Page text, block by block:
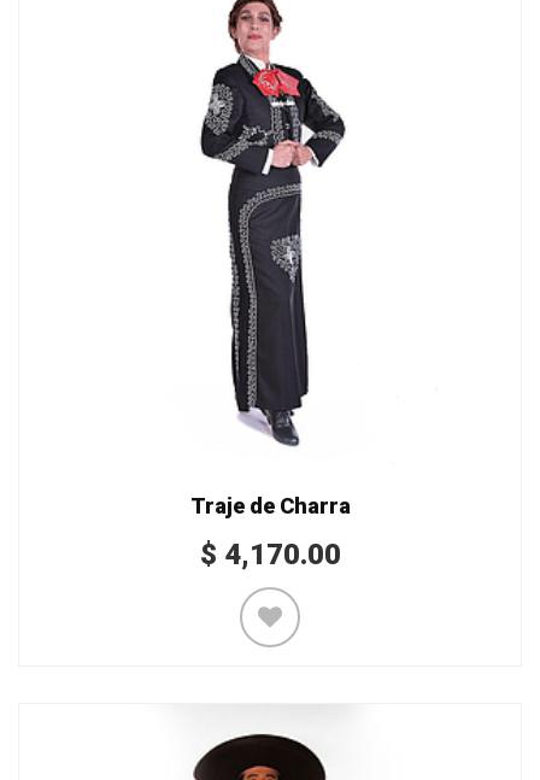
Traje de Charra
$ 4,170.00